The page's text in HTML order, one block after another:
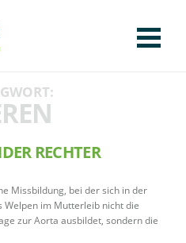
RECHTER
Missbildung, bei der sich in der
Welpen im Mutterleib nicht die
zur Aorta ausbildet, sondern die